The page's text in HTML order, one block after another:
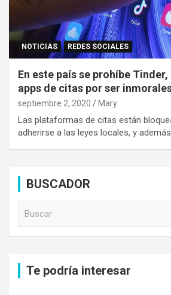
NOTICIAS REDES SOCIALES
En este país se prohíbe
apps de citas por ser
septiembre 2, 2020 Mary
Las plataformas de citas están
adherirse a las leyes locales, y
BUSCADOR
Te podría interesar